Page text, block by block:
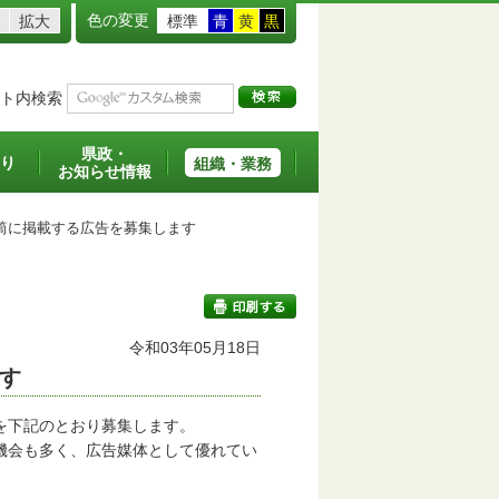
拡大 色の変更 標準 青 黄 黒
内検索
県政・
お知らせ情報
組織・業務
掲載する広告を募集します
印刷する
令和03年05月18日
記のとおり募集します。
も多く、広告媒体として優れてい